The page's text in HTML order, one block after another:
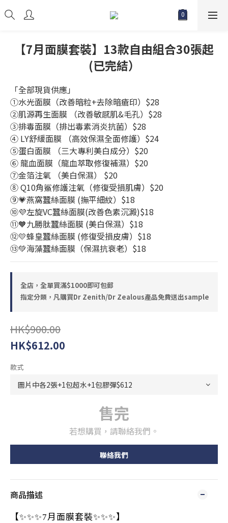
【7月面膜套裝】13款自由組合30張起
(已完結）
「全部現貨供應」
①水光面膜（改善暗粒+去除暗瘡印）$28
②肌源再生面膜 （改善敏感肌&毛孔）$28
③排毒面膜（排出毒素消炎抗菌）$28
④ LY舒緩面膜 （高效保濕全面修護）$24
⑤蛋白面膜 （三大專利美白成分）$20
⑥ 龍血面膜（龍血萃取修復補濕）$20
⑦金箔注氧 （美白保濕） $20
⑧ Q10角鯊修護注氧（修復受損肌膚）$20
⑨💗燕窩蠶絲面膜 (撫平細紋）$18
⑩💜左旋VC蠶絲面膜(改善色素沉澱)$18
⑪🧡九勝肽蠶絲面膜 (美白保濕）$18
⑫💛蜂皇蠶絲面膜 (修復受損皮膚）$18
⑬💚海藻蠶絲面膜（保濕抗衰老）$18
全店，全單買滿$1000即可包郵
指定分類，凡購買Dr Zenith/Dr Zealous產品免費送出sample
HK$900.00
HK$612.00
款式
售完
若想購買，請聯絡我們。
聯絡我們
商品描述
【✨✨✨7月面膜套裝✨✨✨】